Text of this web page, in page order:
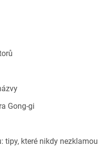
Gong-gi
tipy, které nikdy nezklamou